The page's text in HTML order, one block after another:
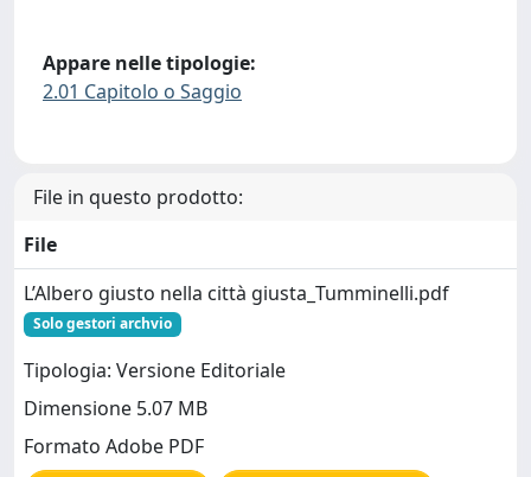
Appare nelle tipologie:
2.01 Capitolo o Saggio
File in questo prodotto:
File
L’Albero giusto nella città giusta_Tumminelli.pdf
Solo gestori archvio
Tipologia: Versione Editoriale
Dimensione 5.07 MB
Formato Adobe PDF